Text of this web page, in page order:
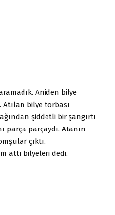
Aniden bilye
Atılan bilye torbası
şiddetli bir şangırtı
parça parçaydı. Atanın
çıktı.
attı bilyeleri dedi.